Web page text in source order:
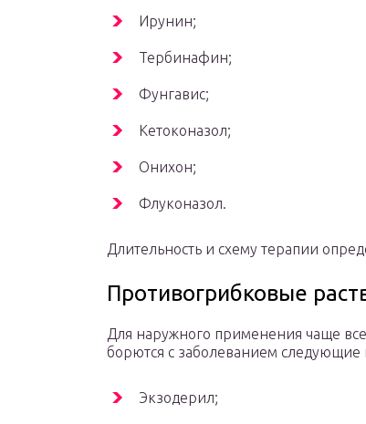
Ирунин;
Тербинафин;
Фунгавис;
Кетоконазол;
Онихон;
Флуконазол.
Длительность и схему терапии
Противогрибковые
Для наружного применения чаще
борются с заболеванием следующие
Экзодерил;